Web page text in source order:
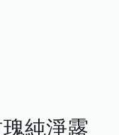
瑰純淨露